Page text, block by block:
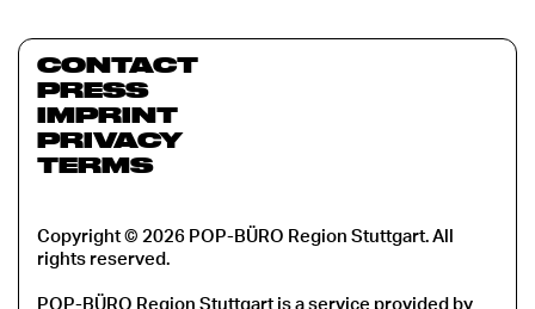
CONTACT
PRESS
IMPRINT
PRIVACY
TERMS
Copyright © 2026 POP-BÜRO Region Stuttgart. All
rights reserved.
POP-BÜRO Region Stuttgart is a service provided by